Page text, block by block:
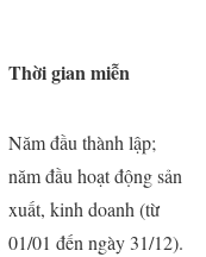
Thời gian miễn
Năm đầu thành lập;
năm đầu hoạt động sản
xuất, kinh doanh (từ
01/01 đến ngày 31/12).